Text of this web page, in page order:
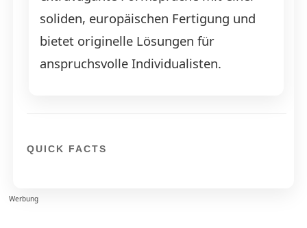
soliden, europäischen Fertigung und
bietet originelle Lösungen für
anspruchsvolle Individualisten.
QUICK FACTS
Werbung